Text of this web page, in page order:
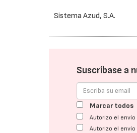
Sistema Azud, S.A.
Suscríbase a
Marcar todos
Autorizo el
Autorizo el